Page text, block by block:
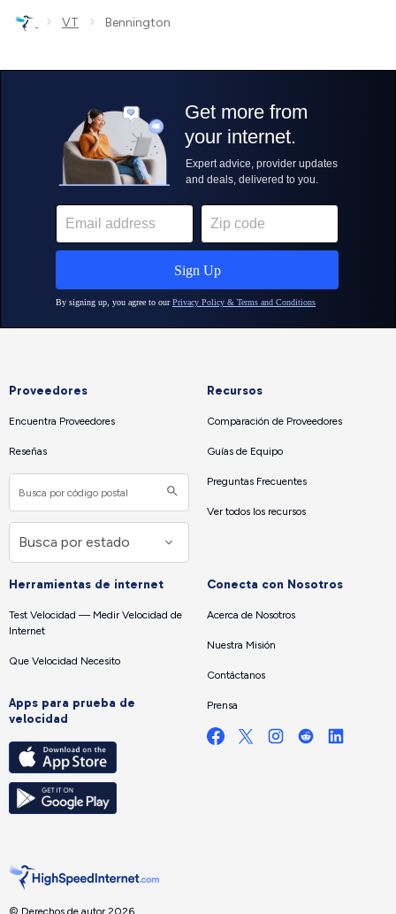
› VT › Bennington
Proveedores
Encuentra Proveedores
Reseñas
Recursos
Comparación de Proveedores
Guías de Equipo
Preguntas Frecuentes
Ver todos los recursos
Herramientas de internet
Test Velocidad — Medir Velocidad de
Internet
Que Velocidad Necesito
Apps para prueba de
velocidad
Conecta con Nosotros
Acerca de Nosotros
Nuestra Misión
Contáctanos
Prensa
© Derechos de autor 2026